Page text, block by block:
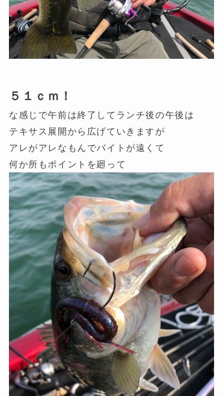
５１ｃｍ！
な感じで午前は終了してランチ後の午後は
テキサス展開から広げていきますが
アレがアレなもんでバイトが遠くて
何か所もポイントを廻って